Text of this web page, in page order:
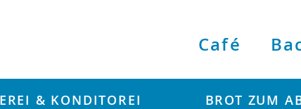
Café
& KONDITOREI BROT ZUM